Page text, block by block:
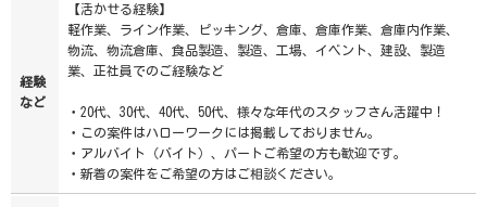
経験
など
【活かせる経験】
軽作業、ライン作業、ピッキング、倉庫、倉庫作業、倉庫内作業、
物流、物流倉庫、食品製造、製造、工場、イベント、建設、製造
業、正社員でのご経験など
・20代、30代、40代、50代、様々な年代のスタッフさん活躍中！
・この案件はハローワークには掲載しておりません。
・アルバイト（バイト）、パートご希望の方も歓迎です。
・新着の案件をご希望の方はご相談ください。